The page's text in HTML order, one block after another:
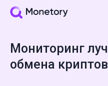
Мониторинг
обмена